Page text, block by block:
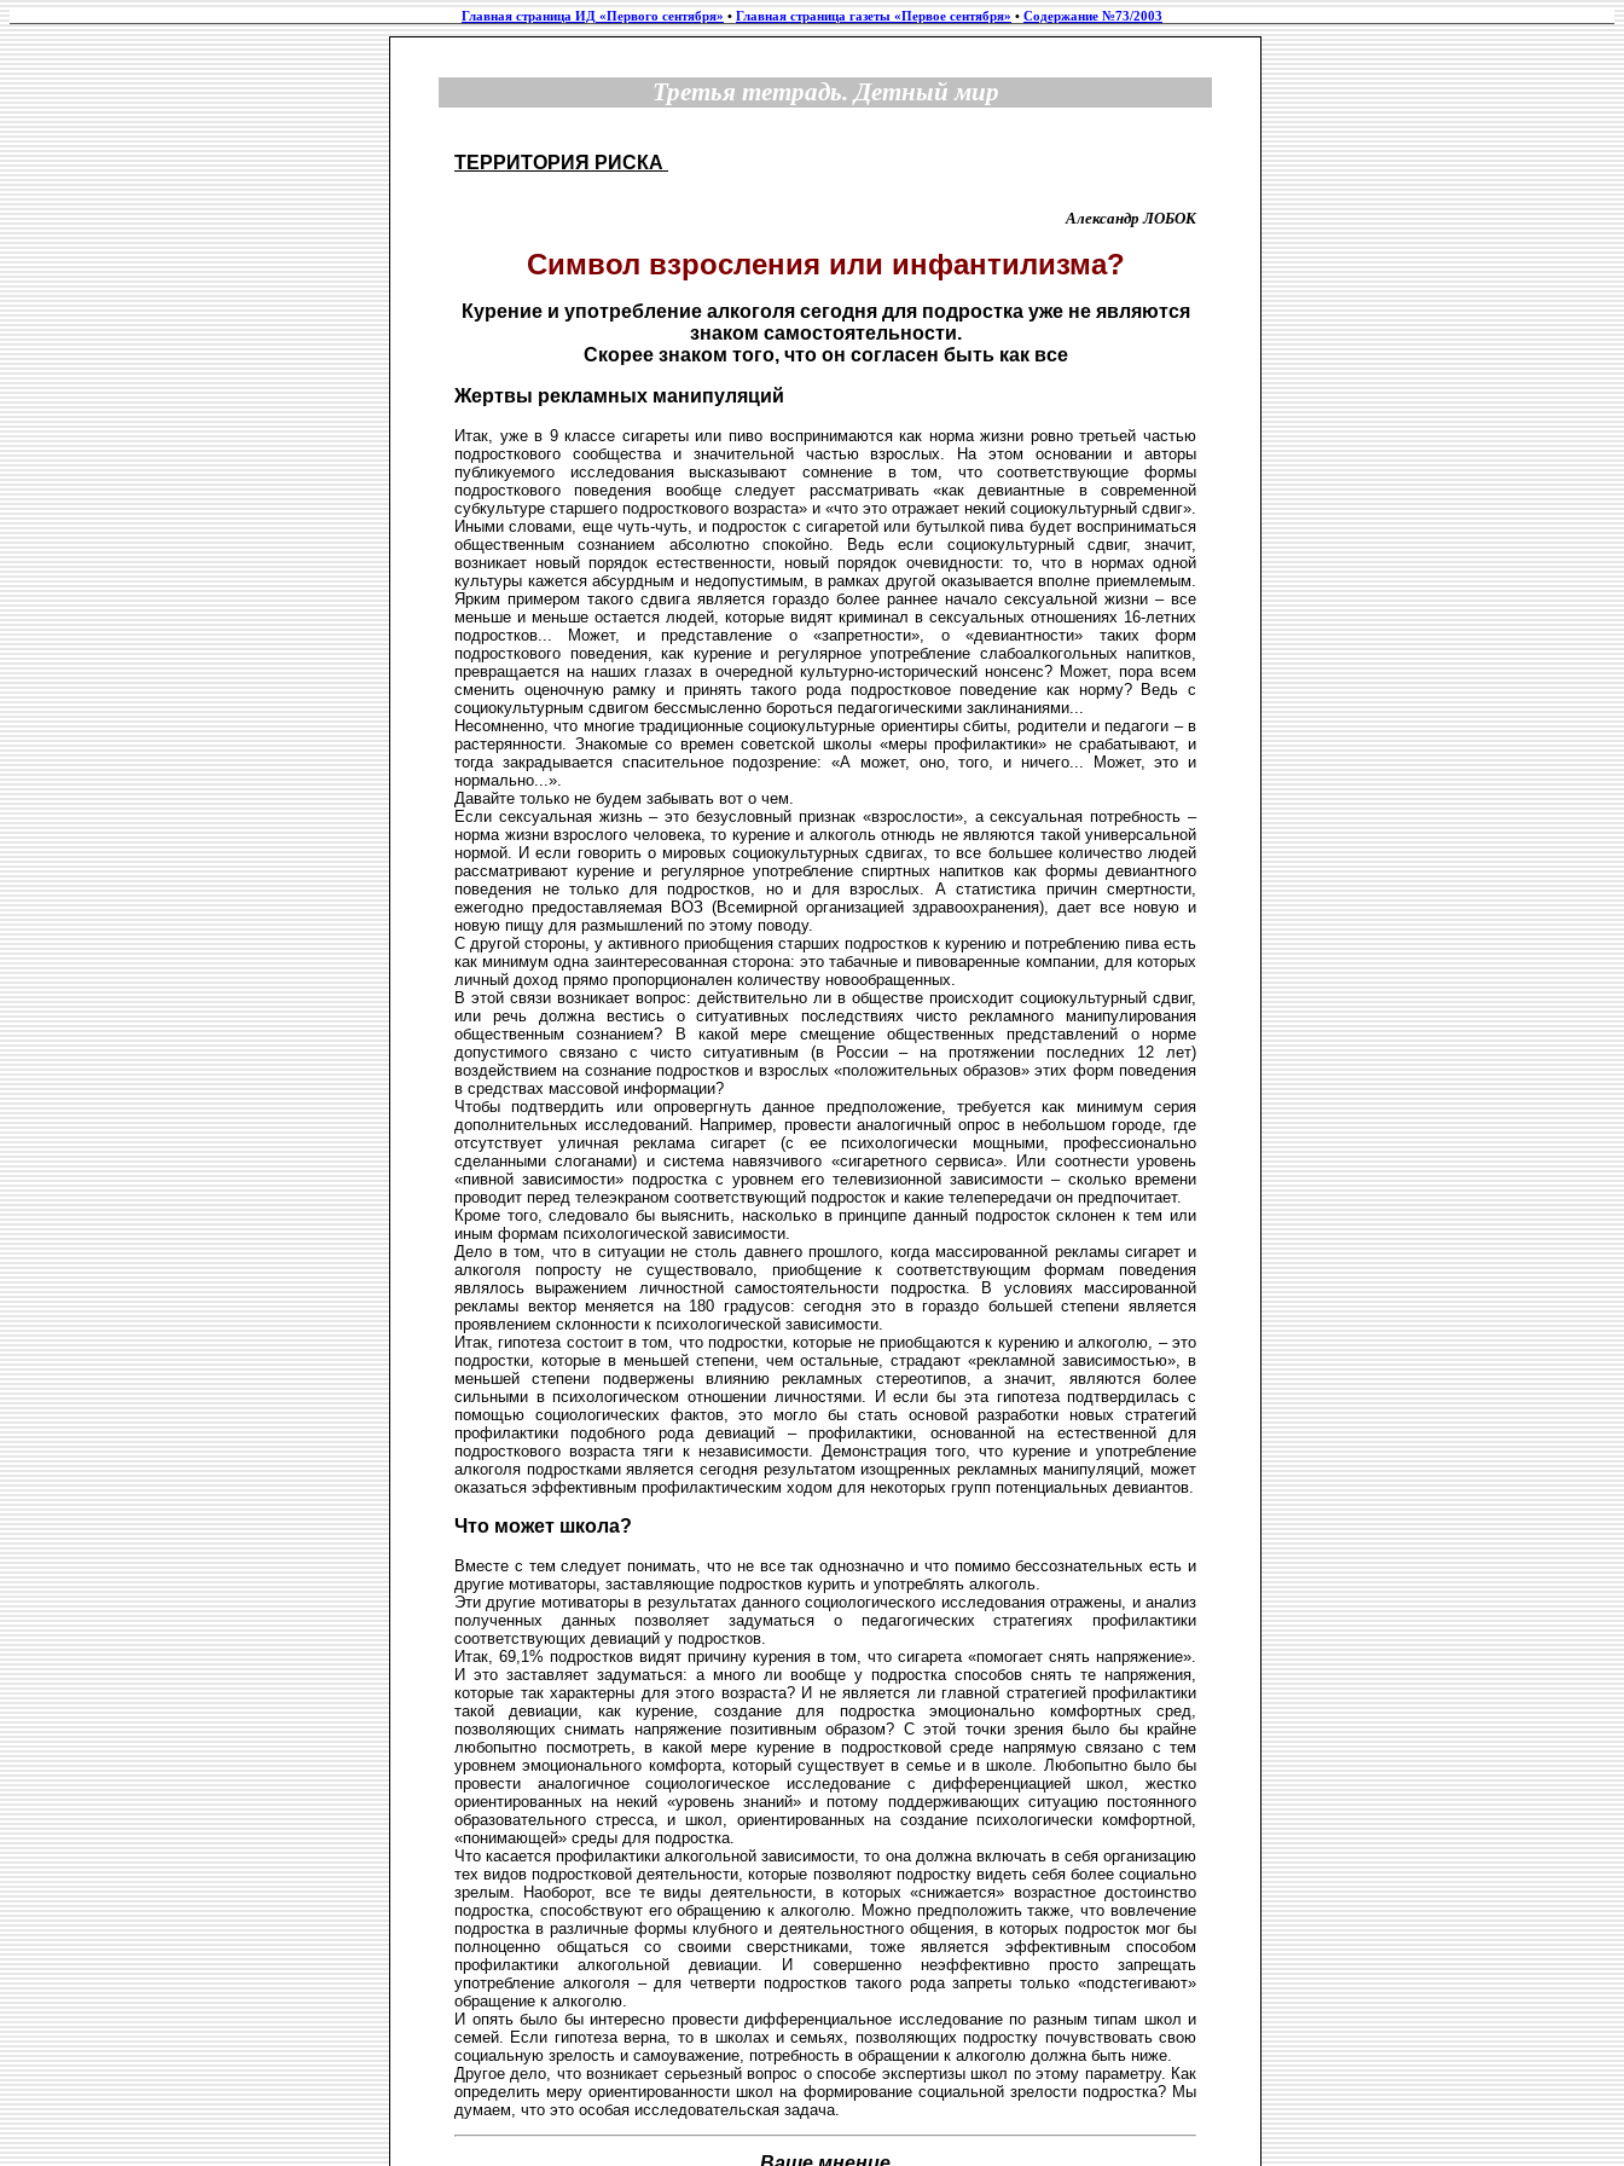
Главная страница ИД «Первого сентября» • Главная страница газеты «Первое сентября» • Содержание №73/2003
Третья тетрадь. Детный мир
ТЕРРИТОРИЯ РИСКА
Александр ЛОБОК
Символ взросления или инфантилизма?
Курение и употребление алкоголя сегодня для подростка уже не являются
знаком самостоятельности.
Скорее знаком того, что он согласен быть как все
Жертвы рекламных манипуляций
Итак, уже в 9 классе сигареты или пиво воспринимаются как норма жизни ровно третьей частью
подросткового сообщества и значительной частью взрослых. На этом основании и авторы
публикуемого исследования высказывают сомнение в том, что соответствующие формы
подросткового поведения вообще следует рассматривать «как девиантные в современной
субкультуре старшего подросткового возраста» и «что это отражает некий социокультурный сдвиг».
Иными словами, еще чуть-чуть, и подросток с сигаретой или бутылкой пива будет восприниматься
общественным сознанием абсолютно спокойно. Ведь если социокультурный сдвиг, значит,
возникает новый порядок естественности, новый порядок очевидности: то, что в нормах одной
культуры кажется абсурдным и недопустимым, в рамках другой оказывается вполне приемлемым.
Ярким примером такого сдвига является гораздо более раннее начало сексуальной жизни – все
меньше и меньше остается людей, которые видят криминал в сексуальных отношениях 16-летних
подростков... Может, и представление о «запретности», о «девиантности» таких форм
подросткового поведения, как курение и регулярное употребление слабоалкогольных напитков,
превращается на наших глазах в очередной культурно-исторический нонсенс? Может, пора всем
сменить оценочную рамку и принять такого рода подростковое поведение как норму? Ведь с
социокультурным сдвигом бессмысленно бороться педагогическими заклинаниями...
Несомненно, что многие традиционные социокультурные ориентиры сбиты, родители и педагоги – в
растерянности. Знакомые со времен советской школы «меры профилактики» не срабатывают, и
тогда закрадывается спасительное подозрение: «А может, оно, того, и ничего... Может, это и
нормально...».
Давайте только не будем забывать вот о чем.
Если сексуальная жизнь – это безусловный признак «взрослости», а сексуальная потребность –
норма жизни взрослого человека, то курение и алкоголь отнюдь не являются такой универсальной
нормой. И если говорить о мировых социокультурных сдвигах, то все большее количество людей
рассматривают курение и регулярное употребление спиртных напитков как формы девиантного
поведения не только для подростков, но и для взрослых. А статистика причин смертности,
ежегодно предоставляемая ВОЗ (Всемирной организацией здравоохранения), дает все новую и
новую пищу для размышлений по этому поводу.
С другой стороны, у активного приобщения старших подростков к курению и потреблению пива есть
как минимум одна заинтересованная сторона: это табачные и пивоваренные компании, для которых
личный доход прямо пропорционален количеству новообращенных.
В этой связи возникает вопрос: действительно ли в обществе происходит социокультурный сдвиг,
или речь должна вестись о ситуативных последствиях чисто рекламного манипулирования
общественным сознанием? В какой мере смещение общественных представлений о норме
допустимого связано с чисто ситуативным (в России – на протяжении последних 12 лет)
воздействием на сознание подростков и взрослых «положительных образов» этих форм поведения
в средствах массовой информации?
Чтобы подтвердить или опровергнуть данное предположение, требуется как минимум серия
дополнительных исследований. Например, провести аналогичный опрос в небольшом городе, где
отсутствует уличная реклама сигарет (с ее психологически мощными, профессионально
сделанными слоганами) и система навязчивого «сигаретного сервиса». Или соотнести уровень
«пивной зависимости» подростка с уровнем его телевизионной зависимости – сколько времени
проводит перед телеэкраном соответствующий подросток и какие телепередачи он предпочитает.
Кроме того, следовало бы выяснить, насколько в принципе данный подросток склонен к тем или
иным формам психологической зависимости.
Дело в том, что в ситуации не столь давнего прошлого, когда массированной рекламы сигарет и
алкоголя попросту не существовало, приобщение к соответствующим формам поведения
являлось выражением личностной самостоятельности подростка. В условиях массированной
рекламы вектор меняется на 180 градусов: сегодня это в гораздо большей степени является
проявлением склонности к психологической зависимости.
Итак, гипотеза состоит в том, что подростки, которые не приобщаются к курению и алкоголю, – это
подростки, которые в меньшей степени, чем остальные, страдают «рекламной зависимостью», в
меньшей степени подвержены влиянию рекламных стереотипов, а значит, являются более
сильными в психологическом отношении личностями. И если бы эта гипотеза подтвердилась с
помощью социологических фактов, это могло бы стать основой разработки новых стратегий
профилактики подобного рода девиаций – профилактики, основанной на естественной для
подросткового возраста тяги к независимости. Демонстрация того, что курение и употребление
алкоголя подростками является сегодня результатом изощренных рекламных манипуляций, может
оказаться эффективным профилактическим ходом для некоторых групп потенциальных девиантов.
Что может школа?
Вместе с тем следует понимать, что не все так однозначно и что помимо бессознательных есть и
другие мотиваторы, заставляющие подростков курить и употреблять алкоголь.
Эти другие мотиваторы в результатах данного социологического исследования отражены, и анализ
полученных данных позволяет задуматься о педагогических стратегиях профилактики
соответствующих девиаций у подростков.
Итак, 69,1% подростков видят причину курения в том, что сигарета «помогает снять напряжение».
И это заставляет задуматься: а много ли вообще у подростка способов снять те напряжения,
которые так характерны для этого возраста? И не является ли главной стратегией профилактики
такой девиации, как курение, создание для подростка эмоционально комфортных сред,
позволяющих снимать напряжение позитивным образом? С этой точки зрения было бы крайне
любопытно посмотреть, в какой мере курение в подростковой среде напрямую связано с тем
уровнем эмоционального комфорта, который существует в семье и в школе. Любопытно было бы
провести аналогичное социологическое исследование с дифференциацией школ, жестко
ориентированных на некий «уровень знаний» и потому поддерживающих ситуацию постоянного
образовательного стресса, и школ, ориентированных на создание психологически комфортной,
«понимающей» среды для подростка.
Что касается профилактики алкогольной зависимости, то она должна включать в себя организацию
тех видов подростковой деятельности, которые позволяют подростку видеть себя более социально
зрелым. Наоборот, все те виды деятельности, в которых «снижается» возрастное достоинство
подростка, способствуют его обращению к алкоголю. Можно предположить также, что вовлечение
подростка в различные формы клубного и деятельностного общения, в которых подросток мог бы
полноценно общаться со своими сверстниками, тоже является эффективным способом
профилактики алкогольной девиации. И совершенно неэффективно просто запрещать
употребление алкоголя – для четверти подростков такого рода запреты только «подстегивают»
обращение к алкоголю.
И опять было бы интересно провести дифференциальное исследование по разным типам школ и
семей. Если гипотеза верна, то в школах и семьях, позволяющих подростку почувствовать свою
социальную зрелость и самоуважение, потребность в обращении к алкоголю должна быть ниже.
Другое дело, что возникает серьезный вопрос о способе экспертизы школ по этому параметру. Как
определить меру ориентированности школ на формирование социальной зрелости подростка? Мы
думаем, что это особая исследовательская задача.